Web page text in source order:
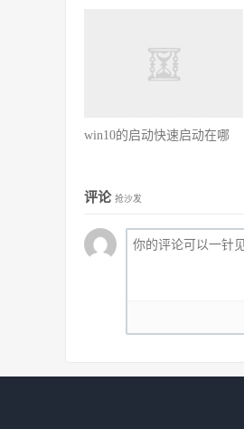
win10的启动快速启动在哪
评论 抢沙发